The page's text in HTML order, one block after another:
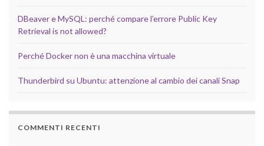
DBeaver e MySQL: perché compare l’errore Public Key
Retrieval is not allowed?
Perché Docker non è una macchina virtuale
Thunderbird su Ubuntu: attenzione al cambio dei canali Snap
COMMENTI RECENTI